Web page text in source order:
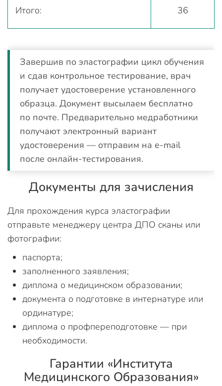
Итого: 36
Завершив по эластографии цикл обучения
и сдав контрольное тестирование, врач
получает удостоверение установленного
образца. Документ высылаем бесплатно
по почте. Предварительно медработники
получают электронный вариант
удостоверения — отправим на e-mail
после онлайн-тестирования.
Документы для зачисления
Для прохождения курса эластографии
отправьте менеджеру центра ДПО сканы или
фотографии:
паспорта;
заполненного заявления;
диплома о медицинском образовании;
документа о подготовке в интернатуре или
ординатуре;
диплома о профпереподготовке — при
необходимости.
Гарантии «Института
Медицинского Образования»